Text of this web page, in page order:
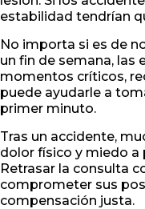
estabilidad tendrían
No importa si es de
un fin de semana, las
momentos críticos,
puede ayudarle a
primer minuto.
Tras un accidente,
dolor físico y miedo a
Retrasar la consulta
comprometer sus
compensación justa.